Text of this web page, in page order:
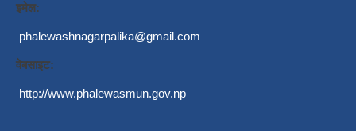
इमेल:
phalewashnagarpalika@gmail.com
वेबसाइट:
http://www.phalewasmun.gov.np